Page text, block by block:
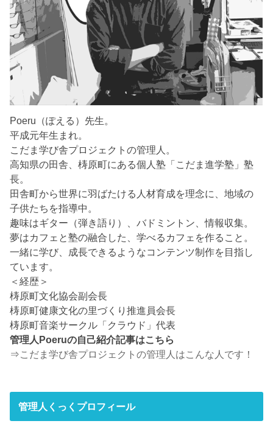
Poeru（ぽえる）先生。
平成元年生まれ。
こだま学び舎プロジェクトの管理人。
高知県の田舎、梼原町にある個人塾「こだま進学塾」塾
長。
田舎町から世界に羽ばたける人材育成を理念に、地域の
子供たちを指導中。
趣味はギター（弾き語り）、バドミントン、情報収集。
夢はカフェと塾の融合した、学べるカフェを作ること。
一緒に学び、成長できるようなコンテンツ制作を目指し
ています。
＜経歴＞
梼原町文化協会副会長
梼原町健康文化の里づくり推進員会長
梼原町音楽サークル「クラウド」代表
管理人Poeruの自己紹介記事はこちら
⇒こだま学び舎プロジェクトの管理人はこんな人です！
管理人くっくプロフィール